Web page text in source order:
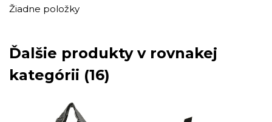
Žiadne položky
Ďalšie produkty v rovnakej
kategórii (16)